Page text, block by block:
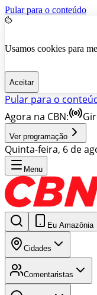
Pular para o conteúdo
Usamos cookies para
Aceitar
Pular para o
Agora na CBN:
Ver programação
Quinta-feira, 6 de
Menu
Eu Amazônia
Cidades
Comentaristas